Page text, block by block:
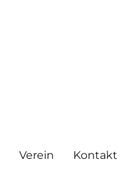
Verein Kontakt